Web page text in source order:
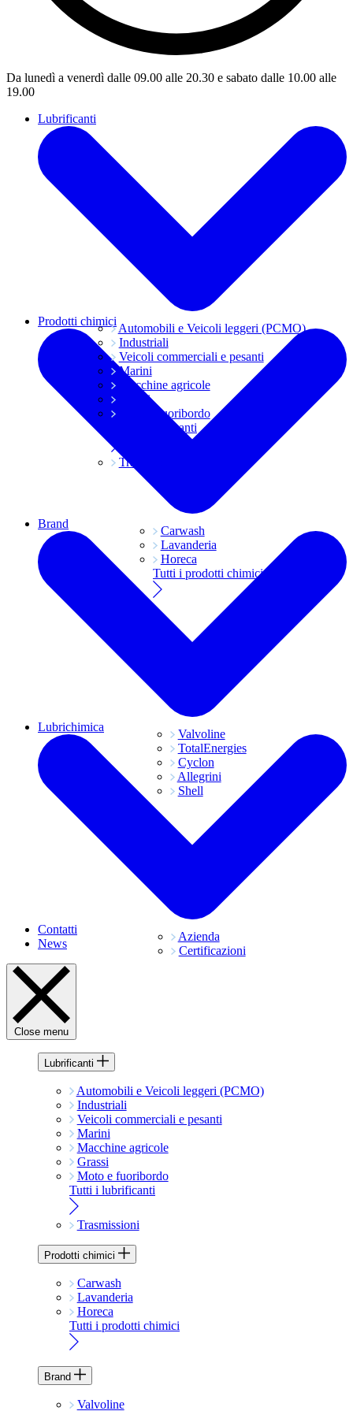
Da lunedì a venerdì dalle 09.00 alle 20.30 e sabato dalle 10.00 alle
19.00
Lubrificanti
Automobili e Veicoli leggeri (PCMO)
Industriali
Veicoli commerciali e pesanti
Marini
Macchine agricole
Grassi
Moto e fuoribordo
Tutti i lubrificanti
Trasmissioni
Prodotti chimici
Carwash
Lavanderia
Horeca
Tutti i prodotti chimici
Brand
Valvoline
TotalEnergies
Cyclon
Allegrini
Shell
Lubrichimica
Azienda
Certificazioni
Contatti
News
Close menu
Lubrificanti
Automobili e Veicoli leggeri (PCMO)
Industriali
Veicoli commerciali e pesanti
Marini
Macchine agricole
Grassi
Moto e fuoribordo
Tutti i lubrificanti
Trasmissioni
Prodotti chimici
Carwash
Lavanderia
Horeca
Tutti i prodotti chimici
Brand
Valvoline